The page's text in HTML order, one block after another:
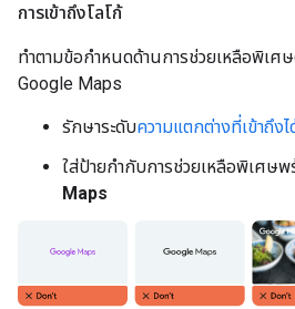
การเข้าถึงโลโก้
ทำตามข้อกำหนดด้านการช่วยเหลือพิเศ
Google Maps
รักษาระดับความแตกต่างที่เข้าถึงไ
ใส่ป้ายกำกับการช่วยเหลือพิเศษ
Maps